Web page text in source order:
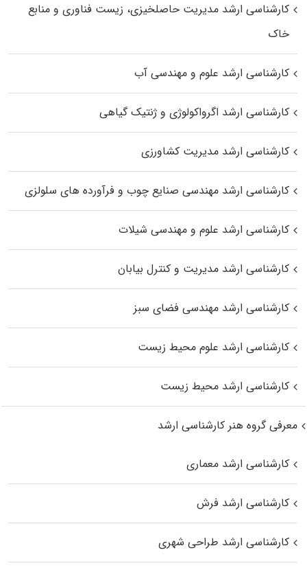
کارشناسی ارشد مدیریت حاصلخیزی، زیست فناوری و منابع
خاک
کارشناسی ارشد علوم و مهندسی آب
کارشناسی ارشد اگرواکولوژی و ژنتیک گیاهی
کارشناسی ارشد مدیریت کشاورزی
کارشناسی ارشد مهندسی صنایع چوب و فرآورده‌ های سلولزی
کارشناسی ارشد علوم و مهندسی شیلات
کارشناسی ارشد مدیریت و کنترل بیابان
کارشناسی ارشد مهندسی فضای سبز
کارشناسی ارشد علوم محیط‌ زیست
کارشناسی ارشد محیط زیست
معرفی گروه هنر کارشناسی ارشد
کارشناسی ارشد معماری
کارشناسی ارشد فرش
کارشناسی ارشد طراحی شهری